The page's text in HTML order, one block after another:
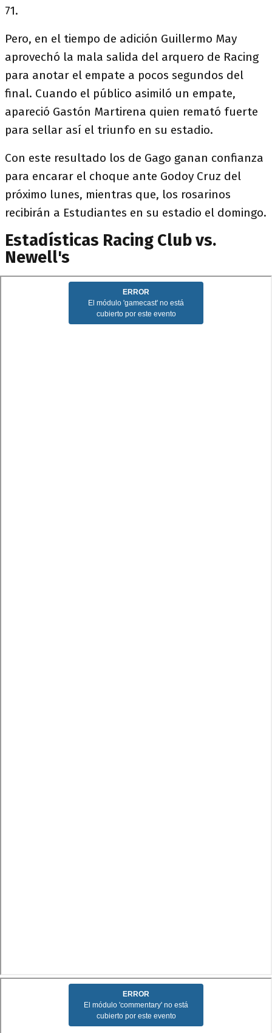
71.
Pero, en el tiempo de adición Guillermo May
aprovechó la mala salida del arquero de Racing
para anotar el empate a pocos segundos del
final. Cuando el público asimiló un empate,
apareció Gastón Martirena quien remató fuerte
para sellar así el triunfo en su estadio.
Con este resultado los de Gago ganan confianza
para encarar el choque ante Godoy Cruz del
próximo lunes, mientras que, los rosarinos
recibirán a Estudiantes en su estadio el domingo.
Estadísticas Racing Club vs.
Newell's